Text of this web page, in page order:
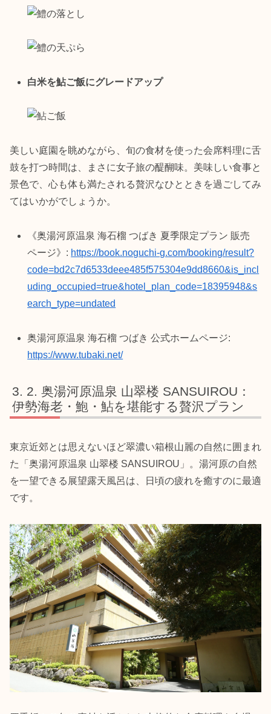
白米を鮎ご飯にグレードアップ
美しい庭園を眺めながら、旬の食材を使った会席料理に舌
鼓を打つ時間は、まさに女子旅の醍醐味。美味しい食事と
景色で、心も体も満たされる贅沢なひとときを過ごしてみ
てはいかがでしょうか。
《奥湯河原温泉 海石榴 つばき 夏季限定プラン 販売
ページ》: https://book.noguchi-g.com/booking/result?
code=bd2c7d6533deee485f575304e9dd8660&is_incl
uding_occupied=true&hotel_plan_code=18395948&s
earch_type=undated
奥湯河原温泉 海石榴 つばき 公式ホームページ:
https://www.tubaki.net/
2. 奥湯河原温泉 山翠楼 SANSUIROU：
伊勢海老・鮑・鮎を堪能する贅沢プラン
東京近郊とは思えないほど翠濃い箱根山麗の自然に囲まれ
た「奥湯河原温泉 山翠楼 SANSUIROU」。湯河原の自然
を一望できる展望露天風呂は、日頃の疲れを癒すのに最適
です。